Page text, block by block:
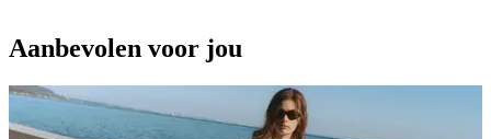
Aanbevolen voor jou